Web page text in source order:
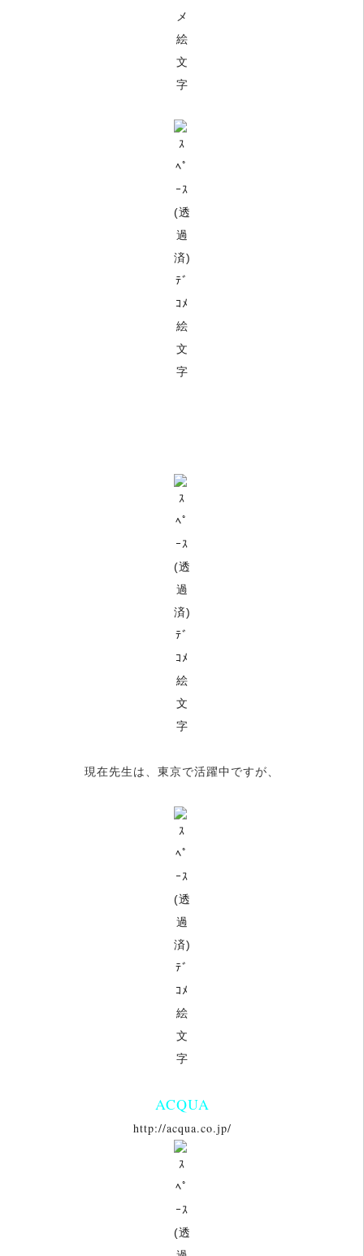
現在先生は、東京で活躍中ですが、
ACQUA
http://acqua.co.jp/